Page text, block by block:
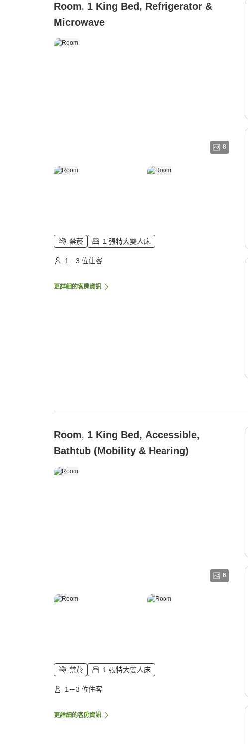
Room, 1 King Bed, Refrigerator &
Microwave
8
禁菸 1 張特大雙人床
1－3 位住客
更詳細的客房資訊
Room, 1 King Bed, Accessible,
Bathtub (Mobility & Hearing)
6
禁菸 1 張特大雙人床
1－3 位住客
更詳細的客房資訊